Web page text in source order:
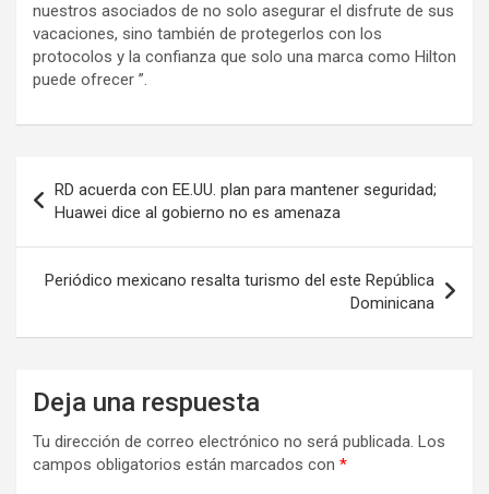
nuestros asociados de no solo asegurar el disfrute de sus
vacaciones, sino también de protegerlos con los
protocolos y la confianza que solo una marca como Hilton
puede ofrecer ”.
de
entradas
RD acuerda con EE.UU. plan para mantener seguridad;
Huawei dice al gobierno no es amenaza
Periódico mexicano resalta turismo del este República
Dominicana
Deja una respuesta
Tu dirección de correo electrónico no será publicada. Los
campos obligatorios están marcados con *